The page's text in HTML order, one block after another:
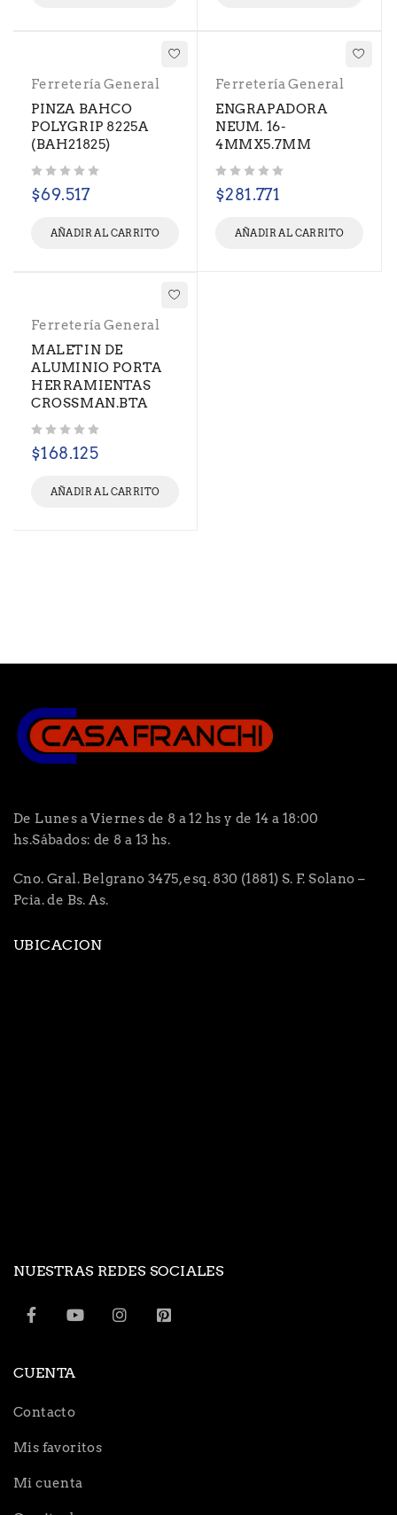
Ferretería General
PINZA BAHCO
POLYGRIP 8225A
(BAH21825)
$69.517
AÑADIR AL CARRITO
Ferretería General
ENGRAPADORA
NEUM. 16-
4MMX5.7MM
$281.771
AÑADIR AL CARRITO
Ferretería General
MALETIN DE
ALUMINIO PORTA
HERRAMIENTAS
CROSSMAN.BTA
$168.125
AÑADIR AL CARRITO
De Lunes a Viernes de 8 a 12 hs y de 14 a 18:00
hs.Sábados: de 8 a 13 hs.
Cno. Gral. Belgrano 3475, esq. 830 (1881) S. F. Solano –
Pcia. de Bs. As.
UBICACION
NUESTRAS REDES SOCIALES
CUENTA
Contacto
Mis favoritos
Mi cuenta